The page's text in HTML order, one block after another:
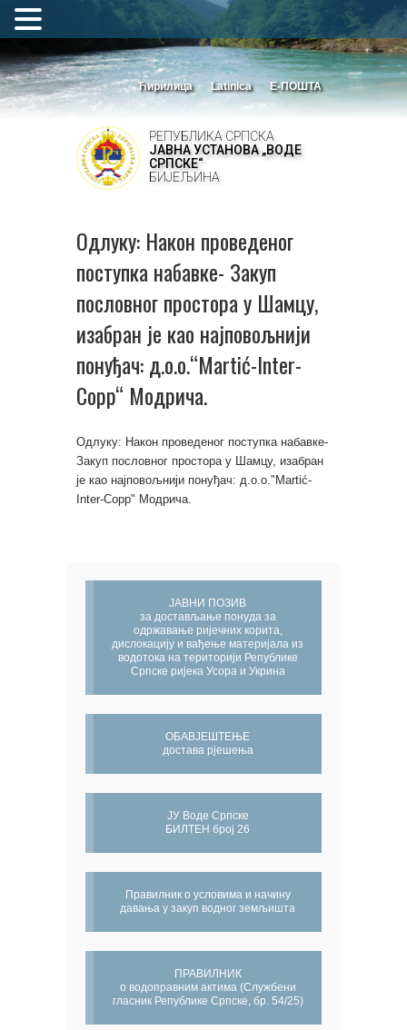
Ћирилица Latinica Е-ПОШТА
РЕПУБЛИКА СРПСКА
ЈАВНА УСТАНОВА „ВОДЕ
СРПСКЕ“
БИЈЕЉИНА
Одлуку: Након проведеног
поступка набавке- Закуп
пословног простора у Шамцу,
изабран је као најповољнији
понуђач: д.о.о.“Martić-Inter-
Copp“ Модрича.
Одлуку: Након проведеног поступка набавке-
Закуп пословног простора у Шамцу, изабран
је као најповољнији понуђач: д.о.о."Martić-
Inter-Copp" Модрича.
ЈАВНИ ПОЗИВ
за достављање понуда за
одржавање ријечних корита,
дислокацију и вађење материјала из
водотока на територији Републике
Српске ријека Усора и Укрина
ОБАВЈЕШТЕЊЕ
достава рјешења
ЈУ Воде Српске
БИЛТЕН број 26
Правилник о условима и начину
давања у закуп водног земљишта
ПРАВИЛНИК
о водоправним актима (Службени
гласник Републике Српске, бр. 54/25)